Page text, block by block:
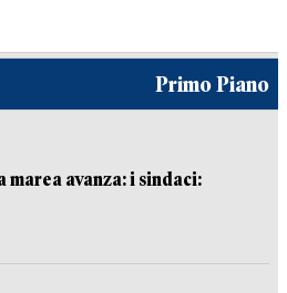
Primo Piano
marea avanza: i sindaci: